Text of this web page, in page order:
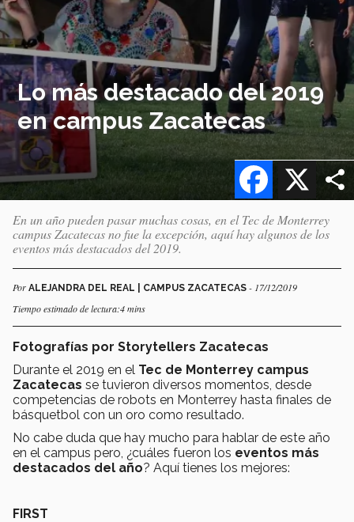
Lo más destacado del 2019
en campus Zacatecas
X
Facebook
En un año pueden pasar muchas cosas, en el Tec de Monterrey
campus Zacatecas no fue la excepción, aquí hay algunos de los
eventos más destacados del 2019.
Por ALEJANDRA DEL REAL | CAMPUS ZACATECAS - 17/12/2019
Tiempo estimado de lectura:4 mins
Fotografías por Storytellers Zacatecas
Durante el 2019 en el Tec de Monterrey campus
Zacatecas se tuvieron diversos momentos, desde
competencias de robots en Monterrey hasta finales de
básquetbol con un oro como resultado.
No cabe duda que hay mucho para hablar de este año
en el campus pero, ¿cuáles fueron los eventos más
destacados del año? Aquí tienes los mejores:
FIRST